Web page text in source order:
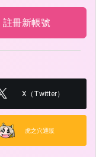
註冊新帳號
X（Twitter）
虎之穴通販